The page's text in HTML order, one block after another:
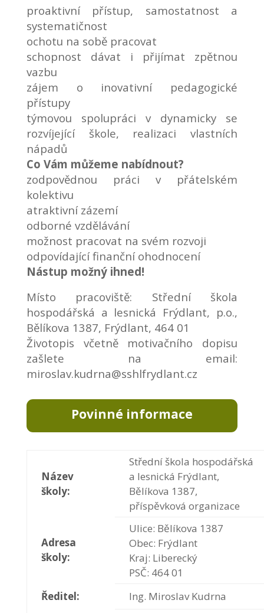
proaktivní přístup, samostatnost a
systematičnost
ochotu na sobě pracovat
schopnost dávat i přijímat zpětnou
vazbu
zájem o inovativní pedagogické
přístupy
týmovou spolupráci v dynamicky se
rozvíjející škole, realizaci vlastních
nápadů
Co Vám můžeme nabídnout?
zodpovědnou práci v přátelském
kolektivu
atraktivní zázemí
odborné vzdělávání
možnost pracovat na svém rozvoji
odpovídající finanční ohodnocení
Nástup možný ihned!
Místo pracoviště: Střední škola
hospodářská a lesnická Frýdlant, p.o.,
Bělíkova 1387, Frýdlant, 464 01
Životopis včetně motivačního dopisu
zašlete na email:
miroslav.kudrna@sshlfrydlant.cz
Povinné informace
Název
školy:
Střední škola hospodářská
a lesnická Frýdlant,
Bělíkova 1387,
příspěvková organizace
Adresa
školy:
Ulice: Bělíkova 1387
Obec: Frýdlant
Kraj: Liberecký
PSČ: 464 01
Ředitel:
Ing. Miroslav Kudrna